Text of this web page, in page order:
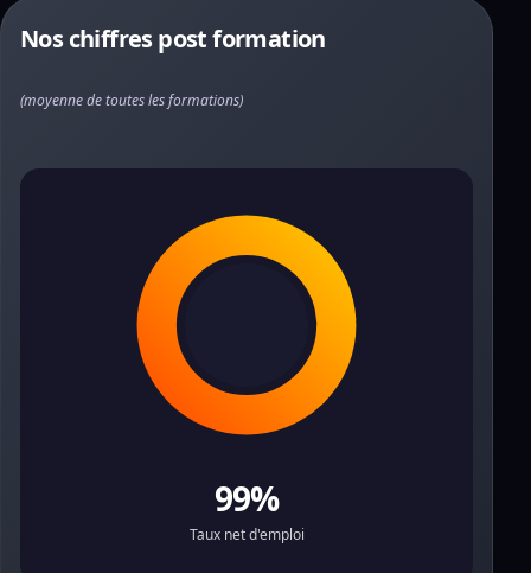
Nos chiffres post formation
(moyenne de toutes les formations)
99%
Taux net d'emploi